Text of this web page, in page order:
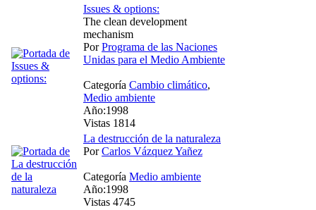
Issues & options:
The clean development
mechanism
PorPrograma de las Naciones
Unidas para el Medio Ambiente
Categoría Cambio climático,
Medio ambiente
Año:1998
Vistas 1814
La destrucción de la naturaleza
PorCarlos Vázquez Yañez
Categoría Medio ambiente
Año:1998
Vistas 4745